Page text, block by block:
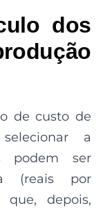
dos
de custo de
a
podem ser
(reais por
que, depois,